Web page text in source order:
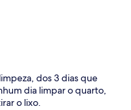
meu, sem nem mesmo
é pago à
dos 3 dias que
dia limpar o quarto,
o lixo.